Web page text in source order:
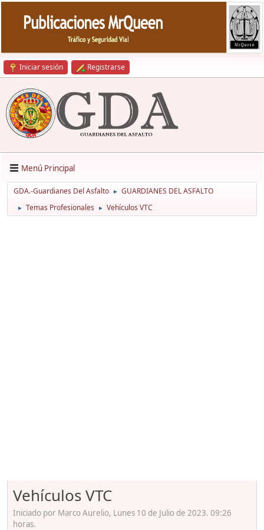
Iniciar sesión Registrarse
Menú Principal
GDA.-Guardianes Del Asfalto ► GUARDIANES DEL ASFALTO
► Temas Profesionales ► Vehículos VTC
Vehículos VTC
Iniciado por Marco Aurelio, Lunes 10 de Julio de 2023. 09:26
horas.